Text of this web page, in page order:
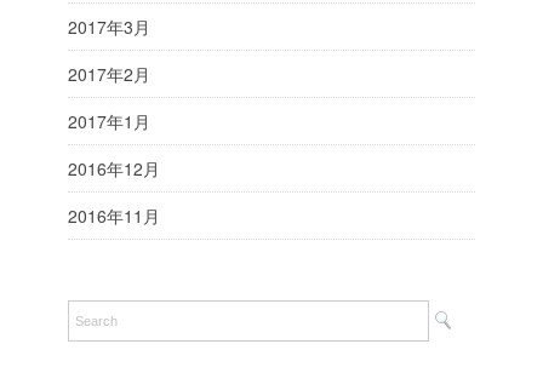
2017年3月
2017年2月
2017年1月
2016年12月
2016年11月